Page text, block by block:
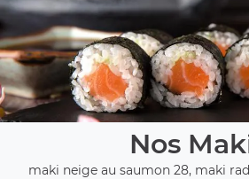
Nos
maki neige au saumon 28, maki